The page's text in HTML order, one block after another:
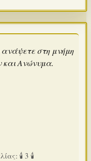
ανάψετε στη μνήμη
και Ανώνυμα.
🕯️ 3 🕯️